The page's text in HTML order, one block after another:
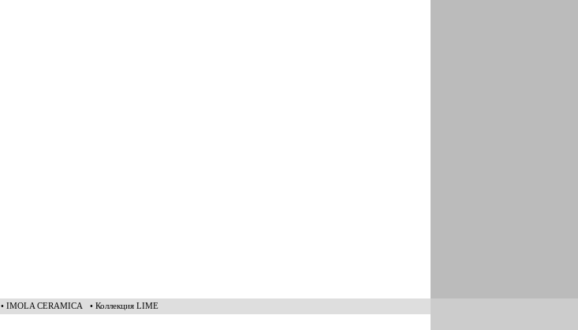
• IMOLA CERAMICA • Коллекция LIME